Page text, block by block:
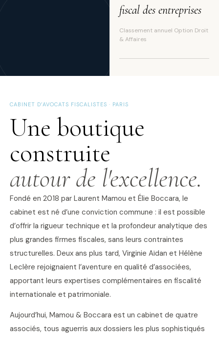
fiscal des entreprises
Classement annuel Option Droit
& Affaires
CABINET D’AVOCATS FISCALISTES · PARIS
Une boutique
construite
autour de l'excellence.
Fondé en 2018 par Laurent Mamou et Élie Boccara, le
cabinet est né d’une conviction commune : il est possible
d’offrir la rigueur technique et la profondeur analytique des
plus grandes firmes fiscales, sans leurs contraintes
structurelles. Deux ans plus tard, Virginie Aïdan et Hélène
Leclère rejoignaient l’aventure en qualité d’associées,
apportant leurs expertises complémentaires en fiscalité
internationale et patrimoniale.
Aujourd’hui, Mamou & Boccara est un cabinet de quatre
associés, tous aguerris aux dossiers les plus sophistiqués